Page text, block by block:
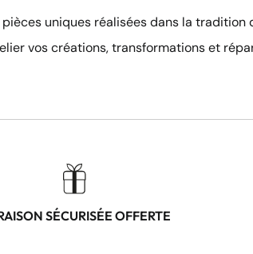
uniques réalisées dans la
vos créations, transformations et
SÉCURISÉE OFFERTE